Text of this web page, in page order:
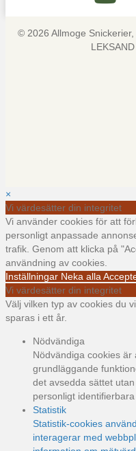
© 2026 Allmoge
×
Vi värdesätter din integritet
Vi använder cookies för att
personligt anpassade
trafik. Genom att klicka på
användning av cookies.
Inställningar Neka alla
Vi värdesätter din integritet
Välj vilken typ av cookies du
sparas i ett år.
Nödvändiga
Nödvändiga cookies
grundläggande
det avsedda sättet
personligt identifierbara
Statistik
Statistik-cookies
interagerar med